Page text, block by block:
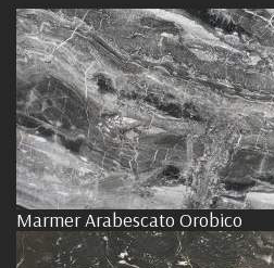
Marmer Arabescato Orobico